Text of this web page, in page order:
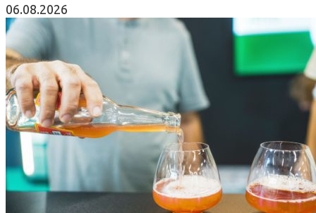
06.08.2026